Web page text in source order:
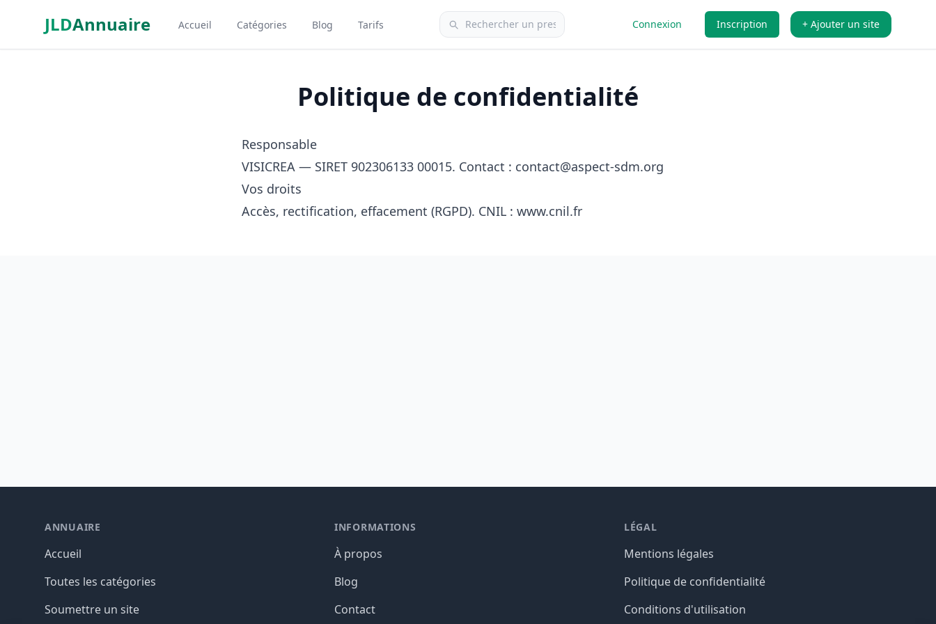
Aspect SDM
JLDAnnuaire Accueil Catégories Blog Tarifs Connexion Inscription + Ajouter un site
Politique de confidentialité
Responsable
VISICREA — SIRET 902306133 00015. Contact : contact@aspect-sdm.org
Vos droits
Accès, rectification, effacement (RGPD). CNIL : www.cnil.fr
ANNUAIRE
Accueil
Toutes les catégories
Soumettre un site
INFORMATIONS
À propos
Blog
Contact
LÉGAL
Mentions légales
Politique de confidentialité
Conditions d'utilisation